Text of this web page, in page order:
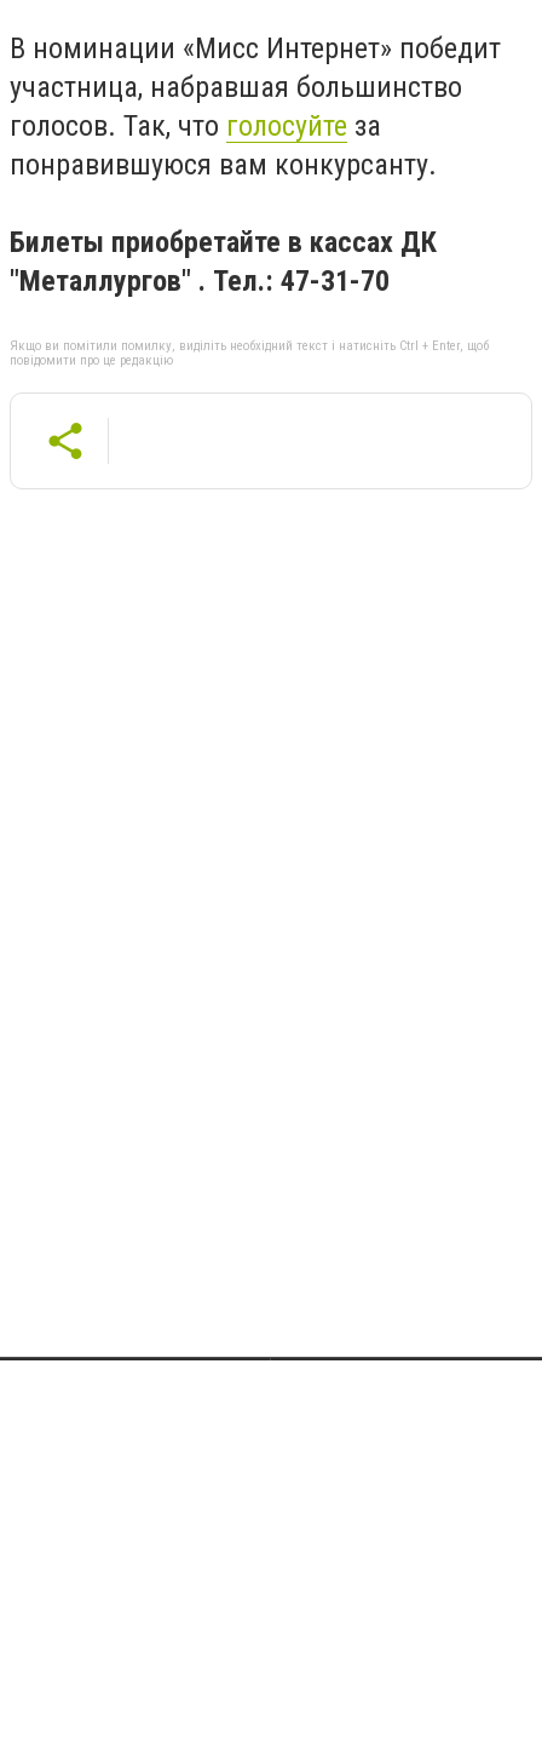
В номинации «Мисс Интернет» победит
участница, набравшая большинство
голосов. Так, что голосуйте за
понравившуюся вам конкурсанту.
Билеты приобретайте в кассах ДК
"Металлургов" . Тел.: 47-31-70
Якщо ви помітили помилку, виділіть необхідний текст і натисніть Ctrl + Enter, щоб
повідомити про це редакцію